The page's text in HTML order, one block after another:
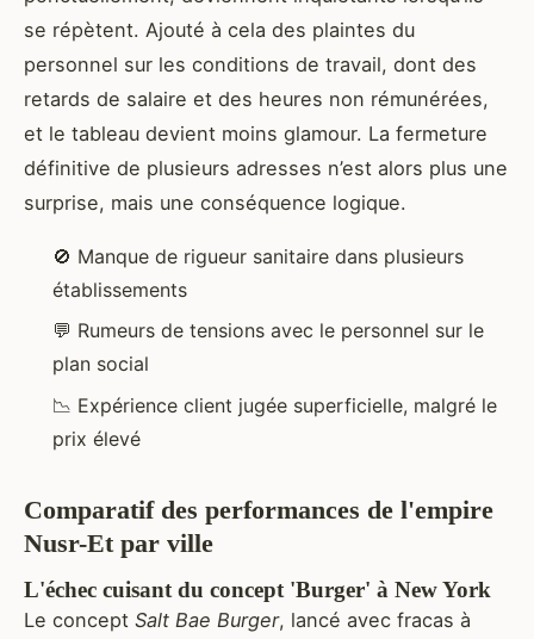
se répètent. Ajouté à cela des plaintes du
personnel sur les conditions de travail, dont des
retards de salaire et des heures non rémunérées,
et le tableau devient moins glamour. La fermeture
définitive de plusieurs adresses n’est alors plus une
surprise, mais une conséquence logique.
🚫 Manque de rigueur sanitaire dans plusieurs
établissements
💬 Rumeurs de tensions avec le personnel sur le
plan social
📉 Expérience client jugée superficielle, malgré le
prix élevé
Comparatif des performances de l'empire
Nusr-Et par ville
L'échec cuisant du concept 'Burger' à New York
Le concept Salt Bae Burger, lancé avec fracas à